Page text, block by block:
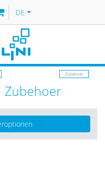
DE
Zubehoer
Zubehoer